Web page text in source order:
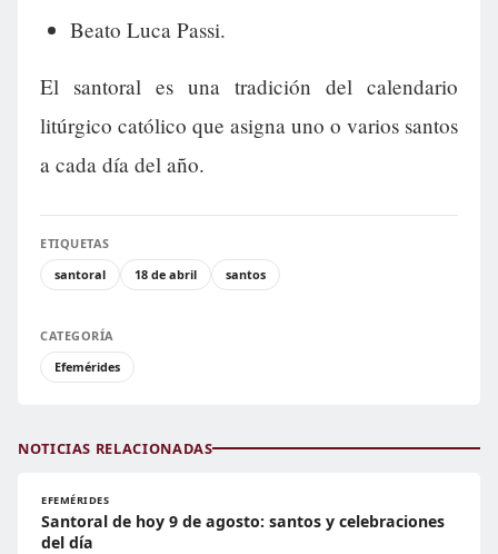
Beato Luca Passi.
El santoral es una tradición del calendario
litúrgico católico que asigna uno o varios santos
a cada día del año.
ETIQUETAS
santoral
18 de abril santos
CATEGORÍA
Efemérides
NOTICIAS RELACIONADAS
EFEMÉRIDES
Santoral de hoy 9 de agosto: santos y celebraciones
del día